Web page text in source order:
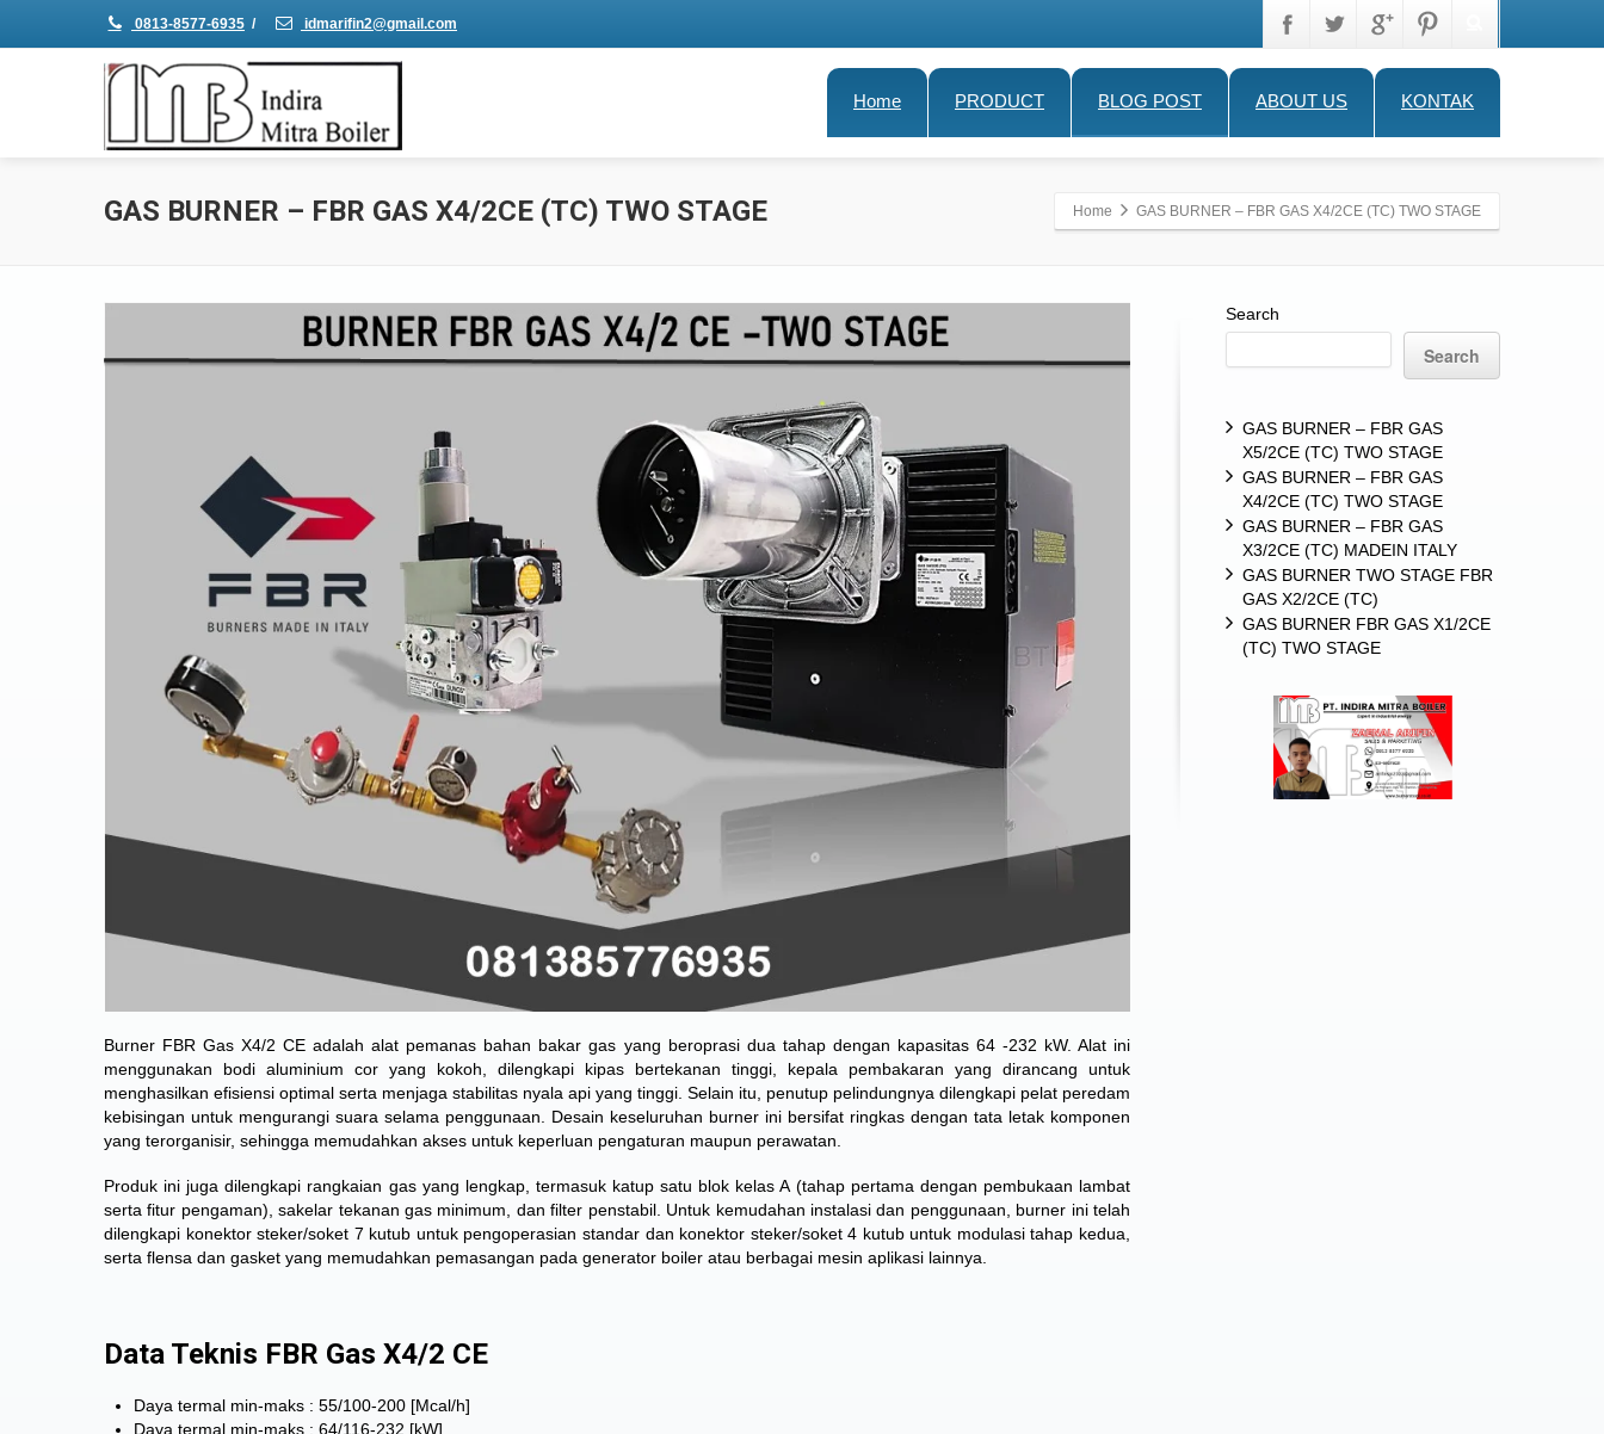
0813-8577-6935 / idmarifin2@gmail.com
Home PRODUCT BLOG POST ABOUT US KONTAK
GAS BURNER – FBR GAS X4/2CE (TC) TWO STAGE Home GAS BURNER – FBR GAS X4/2CE (TC) TWO STAGE
Burner FBR Gas X4/2 CE adalah alat pemanas bahan bakar gas yang beroprasi dua tahap dengan kapasitas 64 -232 kW. Alat ini
menggunakan bodi aluminium cor yang kokoh, dilengkapi kipas bertekanan tinggi, kepala pembakaran yang dirancang untuk
menghasilkan efisiensi optimal serta menjaga stabilitas nyala api yang tinggi. Selain itu, penutup pelindungnya dilengkapi pelat peredam
kebisingan untuk mengurangi suara selama penggunaan. Desain keseluruhan burner ini bersifat ringkas dengan tata letak komponen
yang terorganisir, sehingga memudahkan akses untuk keperluan pengaturan maupun perawatan.
Produk ini juga dilengkapi rangkaian gas yang lengkap, termasuk katup satu blok kelas A (tahap pertama dengan pembukaan lambat
serta fitur pengaman), sakelar tekanan gas minimum, dan filter penstabil. Untuk kemudahan instalasi dan penggunaan, burner ini telah
dilengkapi konektor steker/soket 7 kutub untuk pengoperasian standar dan konektor steker/soket 4 kutub untuk modulasi tahap kedua,
serta flensa dan gasket yang memudahkan pemasangan pada generator boiler atau berbagai mesin aplikasi lainnya.
Data Teknis FBR Gas X4/2 CE
Daya termal min-maks : 55/100-200 [Mcal/h]
Daya termal min-maks : 64/116-232 [kW]
Search
Search
GAS BURNER – FBR GAS
X5/2CE (TC) TWO STAGE
GAS BURNER – FBR GAS
X4/2CE (TC) TWO STAGE
GAS BURNER – FBR GAS
X3/2CE (TC) MADEIN ITALY
GAS BURNER TWO STAGE FBR
GAS X2/2CE (TC)
GAS BURNER FBR GAS X1/2CE
(TC) TWO STAGE